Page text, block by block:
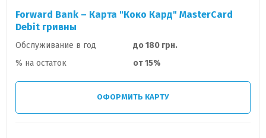
Forward Bank – Карта "Коко Кард" MasterCard
Debit гривны
Обслуживание в год
до 180 грн.
% на остаток
от 15%
ОФОРМИТЬ КАРТУ